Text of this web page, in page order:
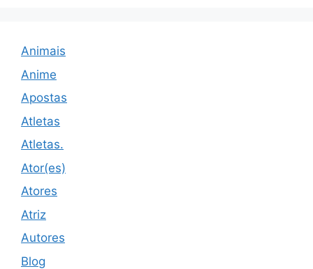
Animais
Anime
Apostas
Atletas
Atletas.
Ator(es)
Atores
Atriz
Autores
Blog